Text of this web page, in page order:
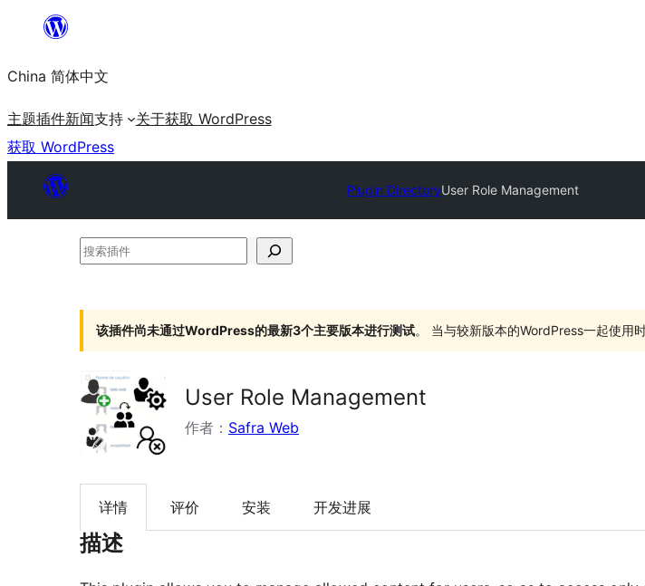
内
容
China 简体中文
主题插件新闻支持 关于获取 WordPress
获取 WordPress
Plugin DirectoryUser Role Management
搜
该插件尚未通过WordPress的最新3个主要版本进行测试。 当与较新版本的WordPress一起使用
User Role Management
作者： Safra Web
详情 评价 安装 开发进展
描述